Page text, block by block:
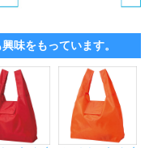
味をもっています。